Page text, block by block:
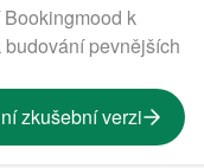
k
pevnějších
zkušební verzi